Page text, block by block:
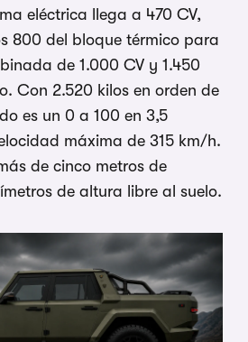
eléctrica llega a 470 CV,
800 del bloque térmico para
de 1.000 CV y 1.450
. Con 2.520 kilos en orden de
es un 0 a 100 en 3,5
máxima de 315 km/h.
de cinco metros de
de altura libre al suelo.